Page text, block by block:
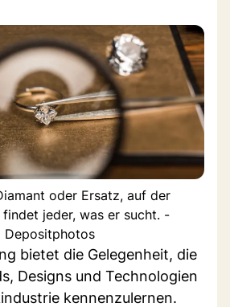
oder Ersatz, auf der
jeder, was er sucht. -
Depositphotos
bietet die Gelegenheit, die
Designs und Technologien
kennenzulernen.